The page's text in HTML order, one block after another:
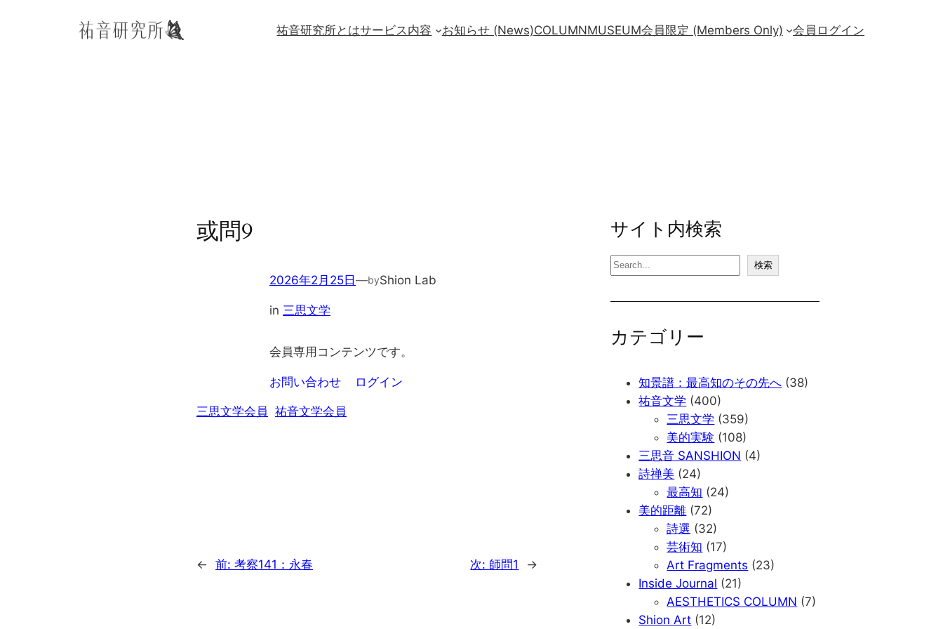
祐音研究所とはサービス内容 お知らせ (News)COLUMNMUSEUM会員限定 (Members Only) 会員ログイン
或問9
2026年2月25日 —byShion Lab
in 三思文学
会員専用コンテンツです。
お問い合わせ ログイン
三思文学会員 祐音文学会員
← 前: 考察141：永春 次: 師問1 →
サイト内検索
検
検索
カテゴリー
知景譜：最高知のその先へ (38)
祐音文学 (400)
三思文学 (359)
美的実験 (108)
三思音 SANSHION (4)
詩禅美 (24)
最高知 (24)
美的距離 (72)
詩選 (32)
芸術知 (17)
Art Fragments (23)
Inside Journal (21)
AESTHETICS COLUMN (7)
Shion Art (12)